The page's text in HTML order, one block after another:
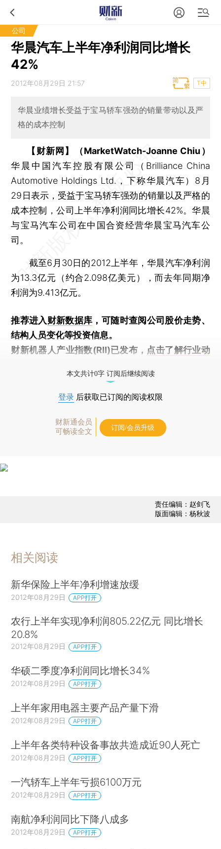
公司
华晨汽车上半年净利润同比增长
42%
2012年08月29日 21:57 T中
华晨业绩增长受益于宝马轿车强劲的销量带动以及严
格的成本控制
【财新网】（MarketWatch-Joanne Chiu）
华晨中国汽车控股有限公司（Brilliance China
Automotive Holdings Ltd.，下称华晨汽车）8月
29日表示，受益于宝马轿车强劲的销量以及严格的
成本控制，公司上半年净利润同比增长42%。华晨
与宝马汽车公司在中国合资经营华晨宝马汽车公
司。
截至6月30日的2012上半年，华晨汽车净利润
为13.3亿元（约合2.098亿美元），而去年同期净
利润为9.413亿元。
推荐进入财新数据库 ，可随时查阅公司股价走势、
结构人员变化等投资信息。
财新机器人产业指数(RII)已发布， 点击了解行业动
本文共计0字 订阅后继续阅读
登录 后获取已订阅的阅读权限
财新通会员
可畅读全文
订阅/会员升级
责任编辑：赵剑飞
版面编辑：杨秋波
相关阅读
新华保险上半年净利增速放缓
2012年08月29日 APP打开
农行上半年实现净利润805.22亿元 同比增长
20.8%
2012年08月29日 APP打开
华硕二季度净利润同比增长34%
2012年08月29日 APP打开
上半年家用电器主要产品产量下滑
2012年08月29日 APP打开
上半年各类特种设备事故共造成近90人死亡
2012年08月29日 APP打开
一汽轿车上半年亏损6100万元
2012年08月29日 APP打开
南航净利润同比下降八成多
2012年08月29日 APP打开